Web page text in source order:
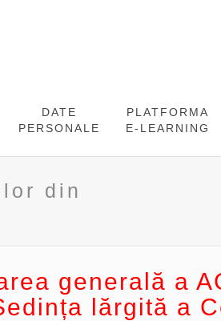
DATE
PERSONALE
PLATFORMA
E-LEARNING
din
generală a
lărgită a